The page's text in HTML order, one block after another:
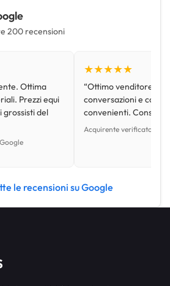
200 recensioni
Ottima
Prezzi equi
grossisti del
★★★★★
“Ottimo venditore,
conversazioni e con
convenienti.
Acquirente verificato •
le recensioni su Google